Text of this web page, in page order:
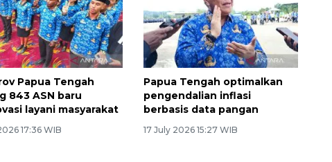
Papua Tengah
843 ASN baru
layani masyarakat
17:36 WIB
Papua Tengah optimalkan
pengendalian inflasi
berbasis data pangan
17 July 2026 15:27 WIB